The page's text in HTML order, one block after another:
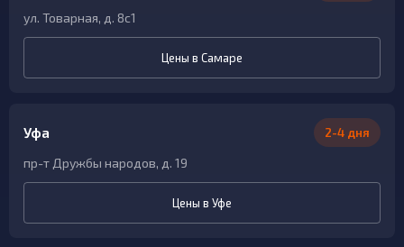
ул. Товарная, д. 8с1
Цены в Самаре
Уфа 2-4 дня
пр-т Дружбы народов, д. 19
Цены в Уфе